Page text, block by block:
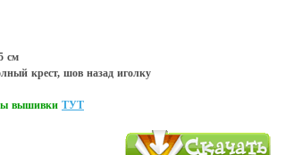
см
крест, шов назад иголку
вышивки ТУТ